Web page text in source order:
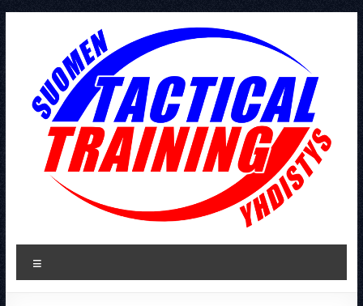
Tactical
Training